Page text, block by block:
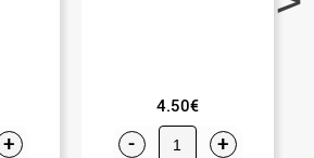
+
4.50€
- +